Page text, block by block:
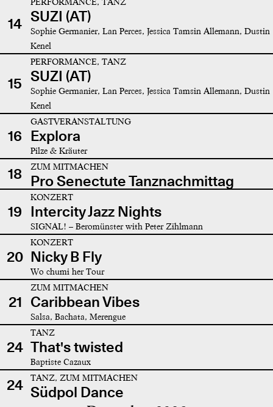
14 SUZI (AT)
Sophie Germanier, Lan Perces, Jessica Tamsin Allemann, Dustin
Kenel
15
PERFORMANCE, TANZ
SUZI (AT)
Sophie Germanier, Lan Perces, Jessica Tamsin Allemann, Dustin
Kenel
16
GASTVERANSTALTUNG
Explora
Pilze & Kräuter
18 ZUM MITMACHEN
Pro Senectute Tanznachmittag
19
KONZERT
Intercity Jazz Nights
SIGNAL! – Beromünster with Peter Zihlmann
20
KONZERT
Nicky B Fly
Wo chumi her Tour
21
ZUM MITMACHEN
Caribbean Vibes
Salsa, Bachata, Merengue
24
TANZ
That's twisted
Baptiste Cazaux
24 TANZ, ZUM MITMACHEN
Südpol Dance